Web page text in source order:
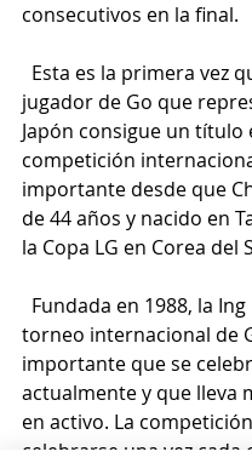
consecutivos en la final.
Esta es la primera vez
jugador de Go que
Japón consigue un título
competición
importante desde que
de 44 años y nacido en
la Copa LG en Corea del
Fundada en 1988, la Ing
torneo internacional de
importante que se
actualmente y que lleva
en activo. La
celebrarse una vez cada